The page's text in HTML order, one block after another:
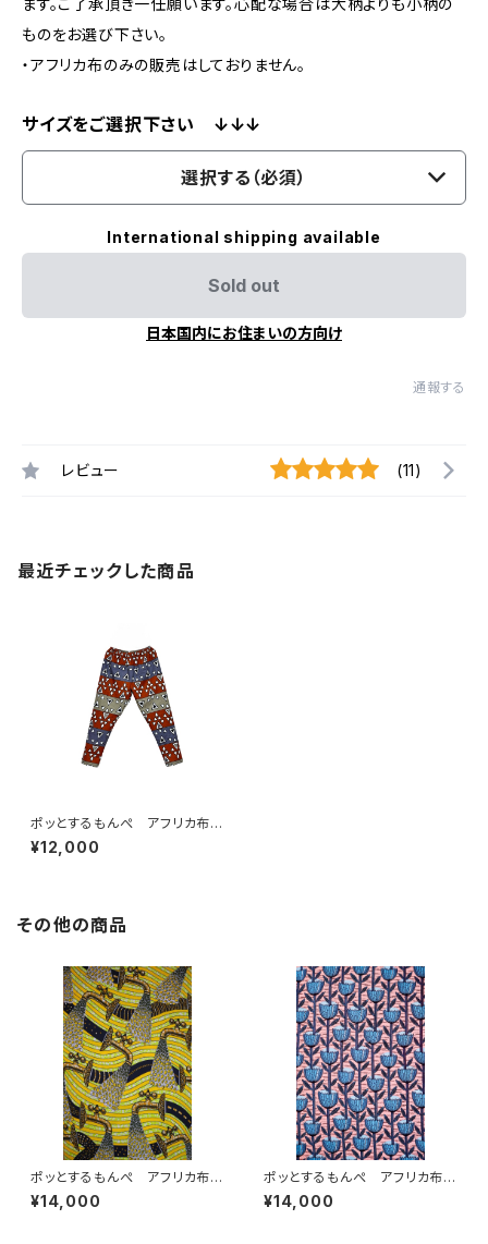
ます。ご了承頂き一任願います。心配な場合は大柄よりも小柄の
ものをお選び下さい。
・アフリカ布のみの販売はしておりません。
サイズをご選択下さい ↓↓↓
選択する（必須）
International shipping available
Sold out
日本国内にお住まいの方向け
通報する
レビュー (11)
最近チェックした商品
ポッとするもんぺ アフリカ布
No.90
¥12,000
その他の商品
ポッとするもんぺ アフリカ布
No.143
¥14,000
ポッとするもんぺ アフリカ布
No.235
¥14,000